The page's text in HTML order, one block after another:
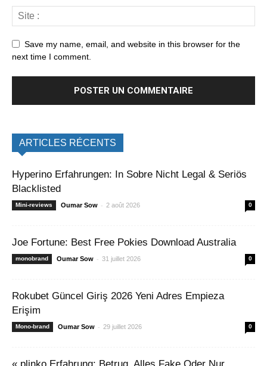
Save my name, email, and website in this browser for the
next time I comment.
ARTICLES RÉCENTS
Hyperino Erfahrungen: In Sobre Nicht Legal & Seriös
Blacklisted
Mini-reviews Oumar Sow - 2 août 2026 0
Joe Fortune: Best Free Pokies Download Australia
monobrand Oumar Sow - 31 juillet 2026 0
Rokubet Güncel Giriş 2026 Yeni Adres Empieza
Erişim
Mono-brand Oumar Sow - 29 juillet 2026 0